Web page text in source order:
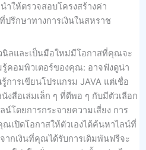
ำให้ตรวจสอบโครงสร้างค่า
รึกษาทางการเงินในสหราช
นิลและเป็นมือใหม่มีโอกาสที่คุณจะ
คอมพิวเตอร์ของคุณ: อาจฟังดูน่า
การเขียนโปรแกรม JAVA แต่เชื่อ
งสือเล่มเล็ก ๆ ที่ดีพอ ๆ กับมีตัวเลือก
โดยการกระจายความเสี่ยง การ
เปิดโอกาสให้ตัวเองได้ค้นหาไลน์ที่
กเงินที่คุณได้รับการเดิมพันฟรีจะ